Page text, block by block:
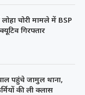
चोरी मामले में BSP
गिरफ्तार
पहुंचे जामुल थाना,
की ली क्लास